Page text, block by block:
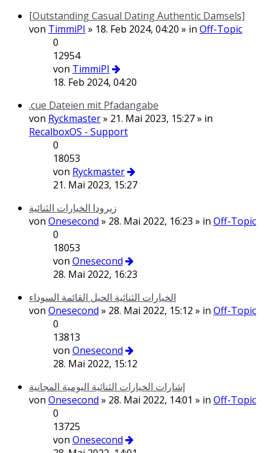
[Outstanding Сasual Dating Authentic Damsels]
von TimmiPI » 18. Feb 2024, 04:20 » in Off-Topic
0
12954
von TimmiPI
18. Feb 2024, 04:20
.cue Dateien mit Pfadangabe
von Ryckmaster» 21. Mai 2023, 15:27 » in
RecalboxOS - Support
0
18053
von Ryckmaster
21. Mai 2023, 15:27
زيرودا الخيارات الثنائية
von Onesecond » 28. Mai 2022, 16:23 » in Off-Topic
0
18053
von Onesecond
28. Mai 2022, 16:23
الخيارات الثنائية الحيل القائمة السوداء
von Onesecond » 28. Mai 2022, 15:12 » in Off-Topic
0
13813
von Onesecond
28. Mai 2022, 15:12
إشارات الخيارات الثنائية اليومية المجانية
von Onesecond » 28. Mai 2022, 14:01 » in Off-Topic
0
13725
von Onesecond